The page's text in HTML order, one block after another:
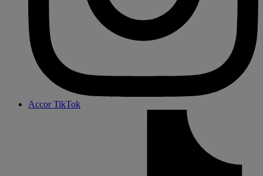
Accor TikTok